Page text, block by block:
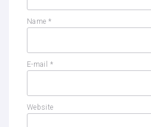
Name *
E-mail *
Website